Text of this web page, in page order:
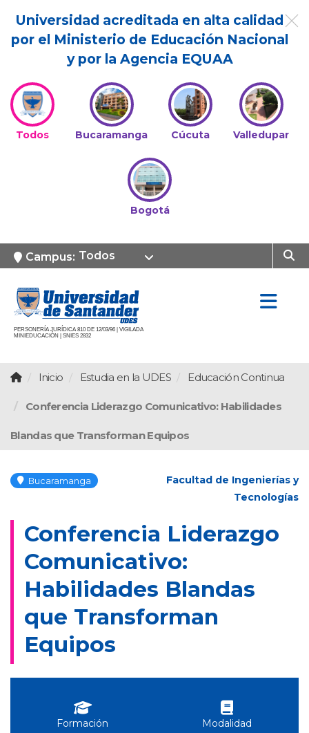
Universidad acreditada en alta calidad
por el Ministerio de Educación Nacional
y por la Agencia EQUAA
Todos Bucaramanga Cúcuta Valledupar
Bogotá
Campus: Todos
PERSONERÍA JURÍDICA 810 DE 12/03/96 | VIGILADA
MINIEDUCACIÓN | SNIES 2832
Inicio Estudia en la UDES Educación Continua
Conferencia Liderazgo Comunicativo: Habilidades
Blandas que Transforman Equipos
Bucaramanga
Facultad de Ingenierías y
Tecnologías
Conferencia Liderazgo
Comunicativo:
Habilidades Blandas
que Transforman
Equipos
Formación
Modalidad